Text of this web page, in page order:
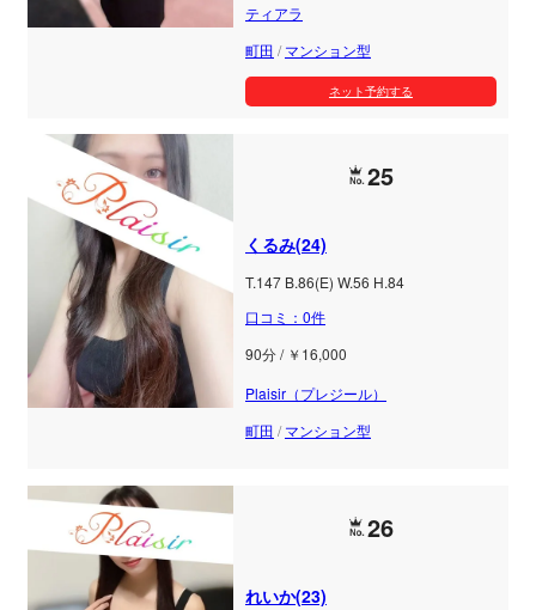
ティアラ
町田 /マンション型
ネット予約する
25
くるみ(24)
T.147 B.86(E) W.56 H.84
口コミ：0件
90分 / ￥16,000
Plaisir（プレジール）
町田 /マンション型
26
れいか(23)